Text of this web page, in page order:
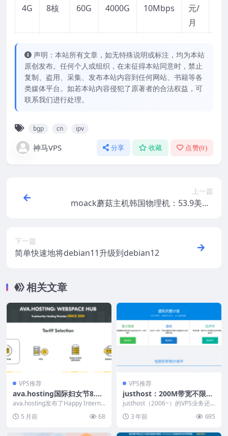
4G 8核 60G 4000G 10Mbps
元/
月
声明：本站所有文章，如无特殊说明或标注，均为本站
原创发布。任何个人或组织，在未征得本站同意时，禁止
复制、盗用、采集、发布本站内容到任何网站、书籍等各
类媒体平台。如若本站内容侵犯了原著者的合法权益，可
联系我们进行处理。
bgp cn ipv
神马VPS 分享 收藏 点赞(0)
上一篇
moack蘑菇主机韩国物理机：53.9美元/
下一篇
简单快速地将debian11升级到debian12
相关文章
VPS推荐
ava.hosting国际妇女节8.5
折，抗投诉VPS/独立服务
器，不限流量/免费高防
ava.hosting发布了Happy Interna
5 月前 68
VPS推荐
justhost：200M带宽不限流
量VPS，$1.6/月，香港/新加
坡/俄罗斯/美国/荷兰等21个
机房，免费切换IP，解锁TIK
TOK
justhost（2006~）的VPS业务还
选择：...
3 年前 695